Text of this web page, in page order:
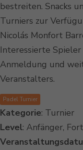
bestreiten. Snacks
Turniers zur
Nicolás Monfort
Interessierte
Anmeldung und
Veranstalters.
Padel Turnier
Kategorie: Turnier
Level: Anfänger,